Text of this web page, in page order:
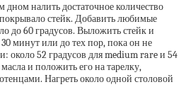
дном налить достаточное количество
стейк. Добавить любимые
до 60 градусов. Выложить стейк и
минут или до тех пор, пока он не
около 52 градусов для medium rare и 54
и положить его на тарелку,
Нагреть около одной столовой